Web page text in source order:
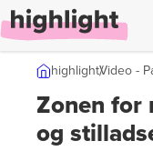
highlightVideo -
Zonen
og